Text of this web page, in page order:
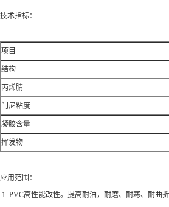
技术指标：
项目
结构
丙烯腈
门尼粘度
凝胶含量
挥发物
应用范围：
1. PVC高性能改性。提高耐油，耐磨、耐寒、耐曲